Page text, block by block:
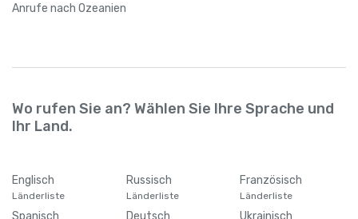
Anrufe nach Ozeanien
Wo rufen Sie an? Wählen Sie Ihre Sprache und
Ihr Land.
Englisch
Länderliste
Russisch
Länderliste
Französisch
Länderliste
Spanisch Deutsch Ukrainisch